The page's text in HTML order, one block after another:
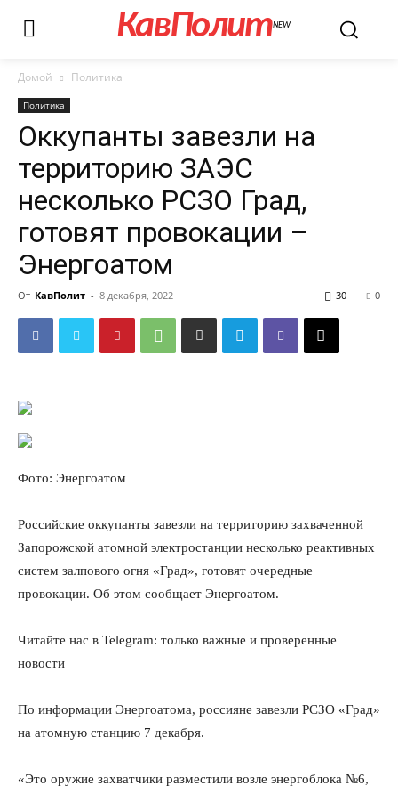
КавПолитNEW
Домой Политика
Политика
Оккупанты завезли на
территорию ЗАЭС
несколько РСЗО Град,
готовят провокации –
Энергоатом
От КавПолит - 8 декабря, 2022 0
30
Фото: Энергоатом
Российские оккупанты завезли на территорию захваченной
Запорожской атомной электростанции несколько реактивных
систем залпового огня «Град», готовят очередные
провокации. Об этом сообщает Энергоатом.
Читайте нас в Telegram: только важные и проверенные
новости
По информации Энергоатома, россияне завезли РСЗО «Град»
на атомную станцию 7 декабря.
«Это оружие захватчики разместили возле энергоблока №6,